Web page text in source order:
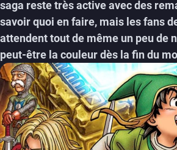
saga reste très active avec des
savoir quoi en faire, mais les fans
attendent tout de même un peu de
peut-être la couleur dès la fin du